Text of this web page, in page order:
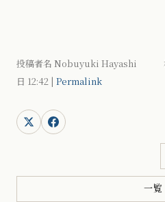
投稿者名 Nobuyuki Hayashi 林
日 12:42 | Permalink
一覧